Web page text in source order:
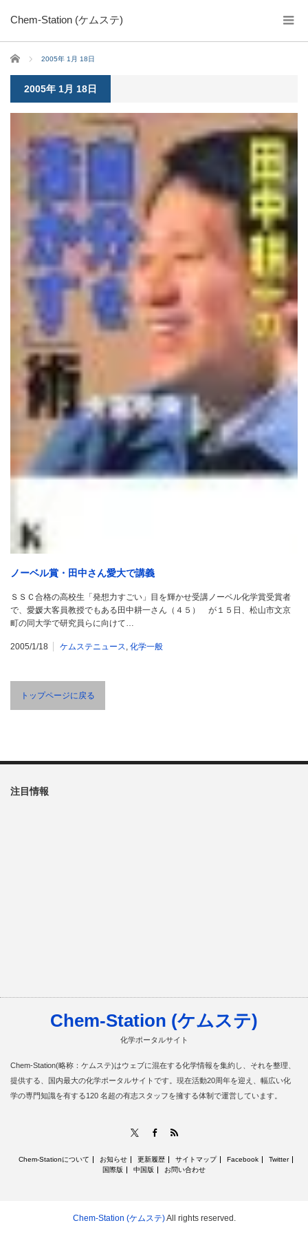
Chem-Station (ケムステ)
ホーム 2005年 1月 18日
2005年 1月 18日
ノーベル賞・田中さん愛大で講義
ＳＳＣ合格の高校生「発想力すごい」目を輝かせ受講ノーベル化学賞受賞者
で、愛媛大客員教授でもある田中耕一さん（４５） が１５日、松山市文京
町の同大学で研究員らに向けて…
2005/1/18 ケムステニュース 化学一般
トップページに戻る
注目情報
Chem-Station (ケムステ)
化学ポータルサイト
Chem-Station(略称：ケムステ)はウェブに混在する化学情報を集約し、それを整理、
提供する、国内最大の化学ポータルサイトです。現在活動20周年を迎え、幅広い化
学の専門知識を有する120 名超の有志スタッフを擁する体制で運営しています。
Facebook
Chem-Stationについて お知らせ 更新履歴 サイトマップ Facebook
Twitter
国際版
中国版 お問い合わせ
Chem-Station (ケムステ)All rights reserved.